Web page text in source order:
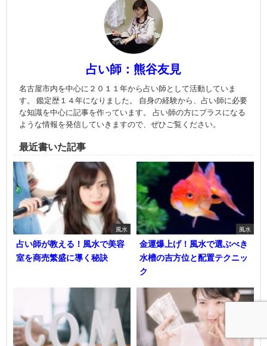
占い師：熊谷友見
名古屋市内を中心に２０１１年から占い師として活動していま
す。 鑑定歴１４年になりました。 自身の経験から、占い師に必要
な知識を中心に記事を作っています。 占い師の方にプラスになる
ような情報を発信していきますので、ぜひご覧ください。
最近書いた記事
風水
占い師が教える！風水で美容
室を商売繁盛に導く秘訣
風水
金運爆上げ！風水で選ぶべき
水槽の吉方位と配置テクニッ
ク